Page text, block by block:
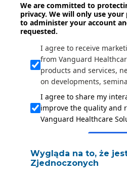
We are committed to
privacy. We will only use
to administer your account
requested.
I agree to receive
from Vanguard
products and services,
on developments,
I agree to share my
improve the quality and
Vanguard Healthcare
Wygląda na to, że
Zjednoczonych